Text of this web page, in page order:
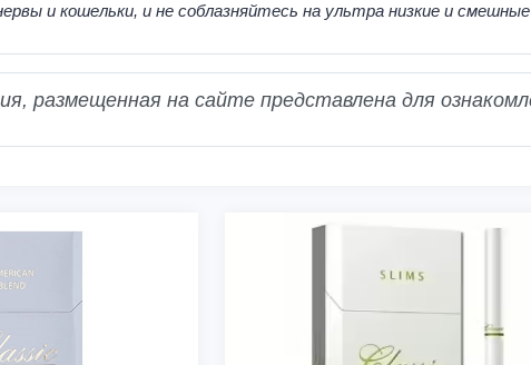
и кошельки, и не соблазняйтесь на ультра низкие и
размещенная на сайте представлена для